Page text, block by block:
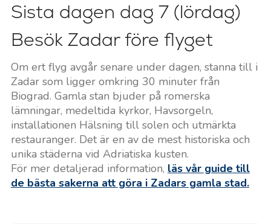
Sista dagen dag 7 (lördag)
Besök Zadar före flyget
Om ert flyg avgår senare under dagen, stanna till i
Zadar som ligger omkring 30 minuter från
Biograd. Gamla stan bjuder på romerska
lämningar, medeltida kyrkor, Havsorgeln,
installationen Hälsning till solen och utmärkta
restauranger. Det är en av de mest historiska och
unika städerna vid Adriatiska kusten.
För mer detaljerad information, läs vår guide till
de bästa sakerna att göra i Zadars gamla stad.